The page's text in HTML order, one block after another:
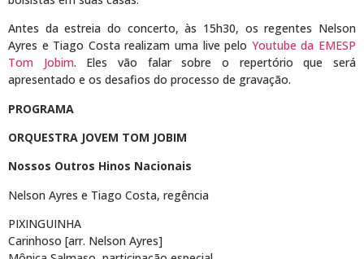
Antes da estreia do concerto, às 15h30, os regentes Nelson
Ayres e Tiago Costa realizam uma live pelo Youtube da EMESP
Tom Jobim. Eles vão falar sobre o repertório que será
apresentado e os desafios do processo de gravação.
PROGRAMA
ORQUESTRA JOVEM TOM JOBIM
Nossos Outros Hinos Nacionais
Nelson Ayres e Tiago Costa, regência
PIXINGUINHA
Carinhoso [arr. Nelson Ayres]